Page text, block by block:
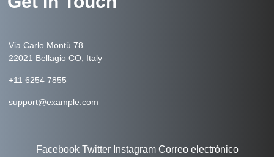
Via Carlo Montù 78
22021 Bellagio CO, Italy
+11 6254 7855
support@example.com
Facebook Twitter Instagram Correo electrónico